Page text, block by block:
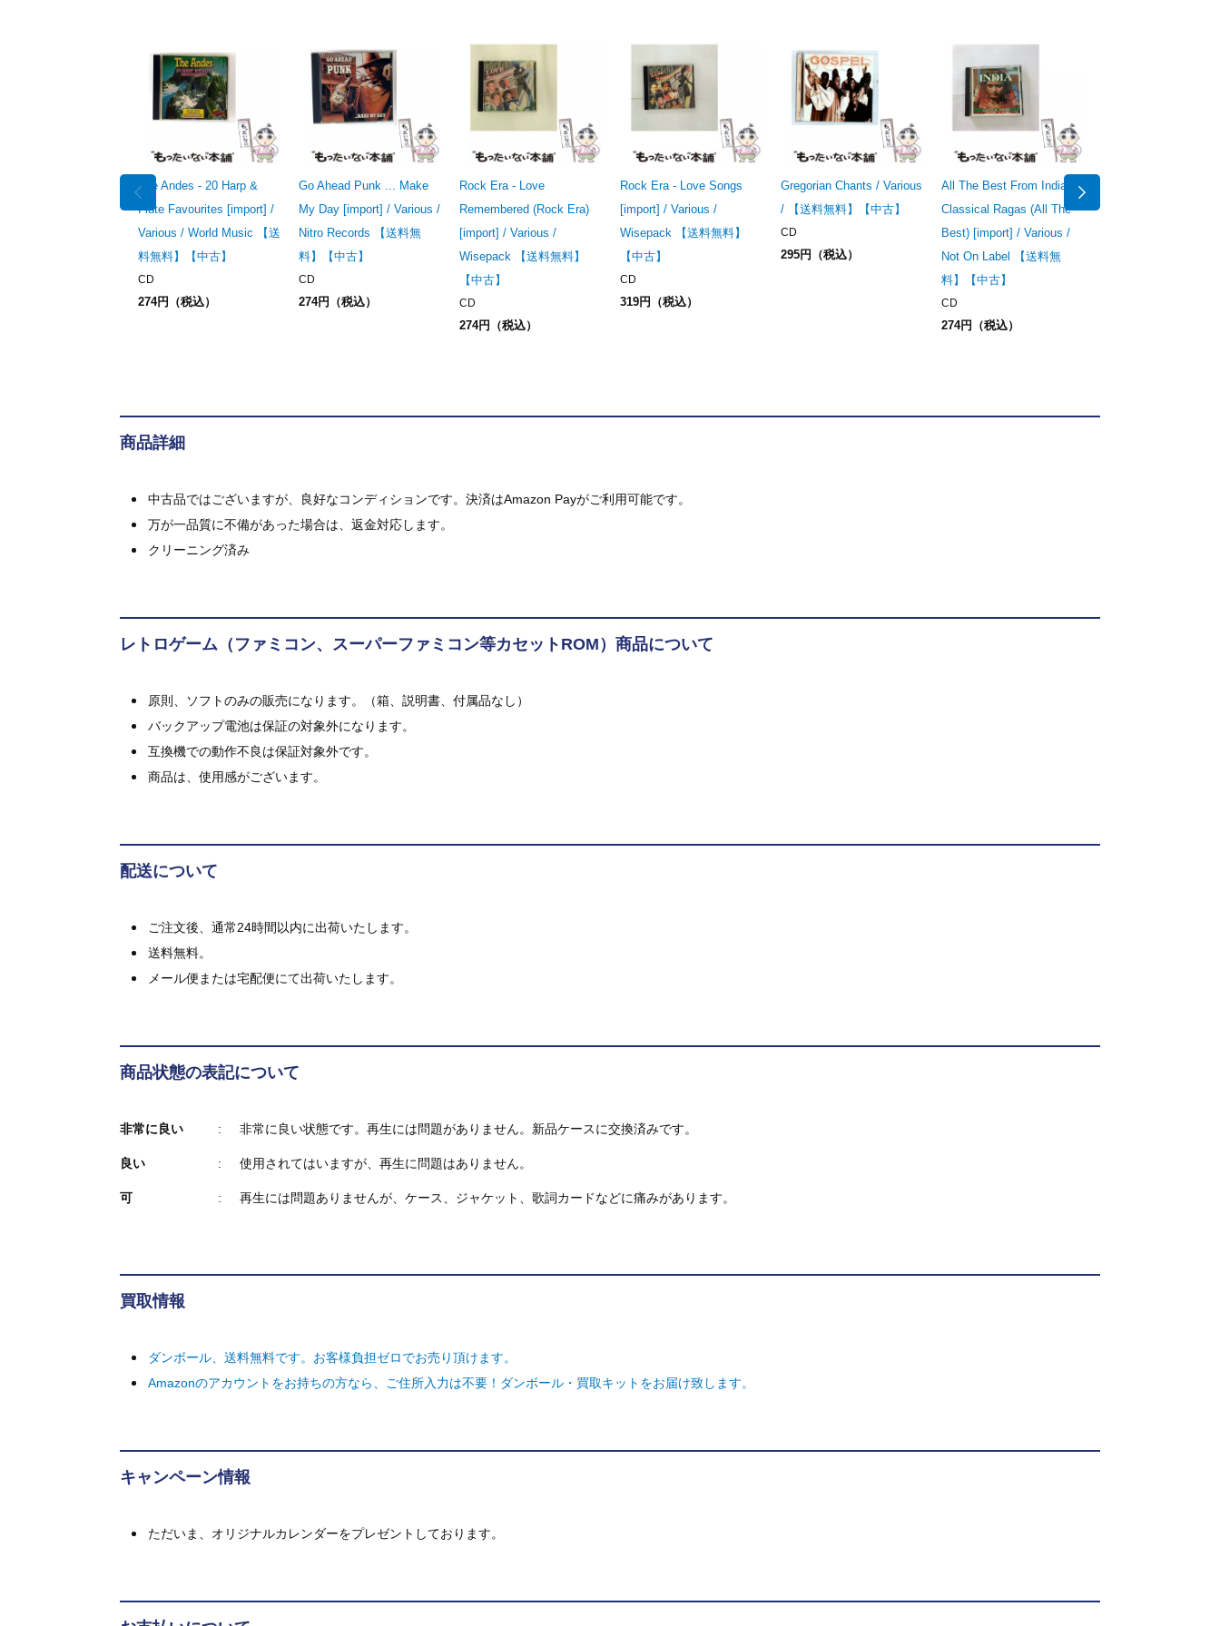
The Andes - 20 Harp &
Flute Favourites [import] /
Various / World Music 【送
料無料】【中古】
CD
274円（税込）
Go Ahead Punk ... Make
My Day [import] / Various /
Nitro Records 【送料無
料】【中古】
CD
274円（税込）
Rock Era - Love
Remembered (Rock Era)
[import] / Various /
Wisepack 【送料無料】
【中古】
CD
274円（税込）
Rock Era - Love Songs
[import] / Various /
Wisepack 【送料無料】
【中古】
CD
319円（税込）
Gregorian Chants / Various
/ 【送料無料】【中古】
CD
295円（税込）
All The Best From India -
Classical Ragas (All The
Best) [import] / Various /
Not On Label 【送料無
料】【中古】
CD
274円（税込）
商品詳細
中古品ではございますが、良好なコンディションです。決済はAmazon Payがご利用可能です。
万が一品質に不備があった場合は、返金対応します。
クリーニング済み
レトロゲーム（ファミコン、スーパーファミコン等カセットROM）商品について
原則、ソフトのみの販売になります。（箱、説明書、付属品なし）
バックアップ電池は保証の対象外になります。
互換機での動作不良は保証対象外です。
商品は、使用感がございます。
配送について
ご注文後、通常24時間以内に出荷いたします。
送料無料。
メール便または宅配便にて出荷いたします。
商品状態の表記について
非常に良い 非常に良い状態です。再生には問題がありません。新品ケースに交換済みです。
良い 使用されてはいますが、再生に問題はありません。
可 再生には問題ありませんが、ケース、ジャケット、歌詞カードなどに痛みがあります。
買取情報
ダンボール、送料無料です。お客様負担ゼロでお売り頂けます。
Amazonのアカウントをお持ちの方なら、ご住所入力は不要！ダンボール・買取キットをお届け致します。
キャンペーン情報
ただいま、オリジナルカレンダーをプレゼントしております。